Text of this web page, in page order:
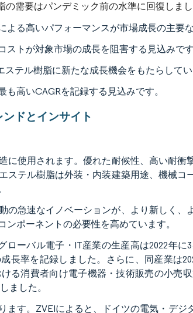
需要はパンデミック前の水準に回復しまし
る高いパフォーマンスが市場成長の主要
トが対象市場の成長を阻害する見込みです
テル樹脂に新たな成長機会をもたらしてい
高いCAGRを記録する見込みです。
ドとインサイト
に使用されます。優れた耐候性、高い耐衝
テル樹脂は外装・内装建築用途、機械コ
の急速なイノベーションが、より新しく、
ポーネントの必要性を高めています。
ーバル電子・IT産業の生産高は2022年に3
長率を記録しました。さらに、同産業は
る消費者向け電子機器・技術販売の小売収
ました。
す。ZVEIによると、ドイツの電気・デジ